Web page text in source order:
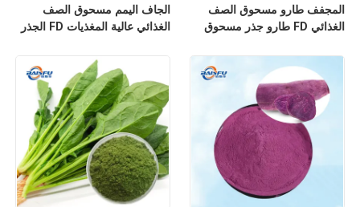
الجاف اليمم مسحوق الصف
الغذائي عالية المغذيات FD الجذر
المجفف طارو مسحوق الصف
الغذائي FD طارو جذر مسحوق